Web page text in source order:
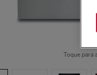
Toque para